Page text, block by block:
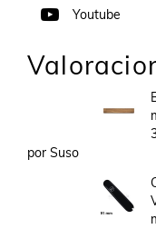
Youtube
por Suso